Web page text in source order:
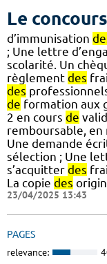
Le
d’immunisation
; Une lettre
scolarité. Un
règlement des
des
de formation aux
2 en cours de
remboursable,
Une demande
sélection ; Une
s’acquitter des
La copie des
23/04/2025 13:43
PAGES
relevance: